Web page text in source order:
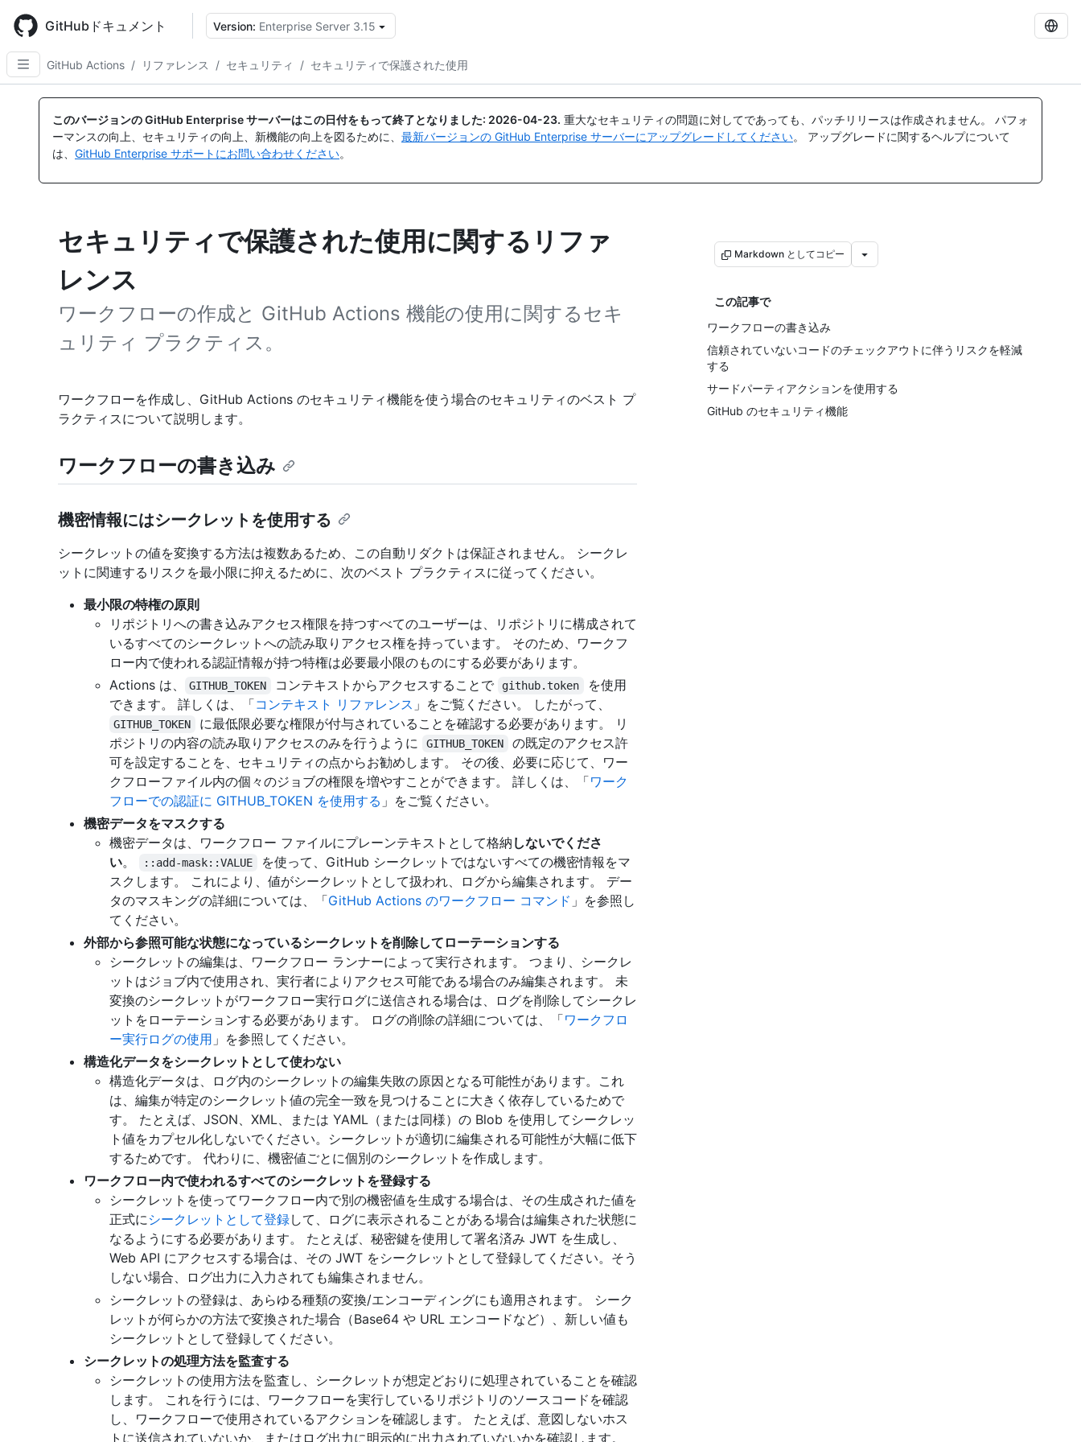
main
content
GitHubドキュメント Version: Enterprise Server 3.15
GitHub Actions / リファレンス / セキュリティ / セキュリティで保護された使用
このバージョンの GitHub Enterprise サーバーはこの日付をもって終了となりました: 2026-04-23. 重大なセキュリティの問題に対してであっても、パッチリリースは作成されません。 パフォ
ーマンスの向上、セキュリティの向上、新機能の向上を図るために、 最新バージョンの GitHub Enterprise サーバーにアップグレードしてください。 アップグレードに関するヘルプについて
は、 GitHub Enterprise サポートにお問い合わせください。
セキュリティで保護された使用に関するリファ
レンス
ワークフローの作成と GitHub Actions 機能の使用に関するセキ
ュリティ プラクティス。
Markdown としてコピー
この記事で
ワークフローの書き込み
信頼されていないコードのチェックアウトに伴うリスクを軽減
する
サードパーティアクションを使用する
GitHub のセキュリティ機能
ワークフローを作成し、GitHub Actions のセキュリティ機能を使う場合のセキュリティのベスト プ
ラクティスについて説明します。
ワークフローの書き込み
機密情報にはシークレットを使用する
シークレットの値を変換する方法は複数あるため、この自動リダクトは保証されません。 シークレ
ットに関連するリスクを最小限に抑えるために、次のベスト プラクティスに従ってください。
最小限の特権の原則
リポジトリへの書き込みアクセス権限を持つすべてのユーザーは、リポジトリに構成されて
いるすべてのシークレットへの読み取りアクセス権を持っています。 そのため、ワークフ
ロー内で使われる認証情報が持つ特権は必要最小限のものにする必要があります。
Actions は、
GITHUB_TOKEN コンテキストからアクセスすることで github.token
を使用
できます。 詳しくは、「コンテキスト リファレンス 」をご覧ください。 したがって、
GITHUB_TOKEN
に最低限必要な権限が付与されていることを確認する必要があります。 リ
ポジトリの内容の読み取りアクセスのみを行うように
GITHUB_TOKEN
の既定のアクセス許
可を設定することを、セキュリティの点からお勧めします。 その後、必要に応じて、ワー
クフローファイル内の個々のジョブの権限を増やすことができます。 詳しくは、「ワーク
フローでの認証に GITHUB_TOKEN を使用する 」をご覧ください。
機密データをマスクする
機密データは、ワークフロー ファイルにプレーンテキストとして格納 しないでくださ
い。 ::add-mask::VALUE
を使って、GitHub シークレットではないすべての機密情報をマ
スクします。 これにより、値がシークレットとして扱われ、ログから編集されます。 デー
タのマスキングの詳細については、「GitHub Actions のワークフロー コマンド 」を参照し
てください。
外部から参照可能な状態になっているシークレットを削除してローテーションする
シークレットの編集は、ワークフロー ランナーによって実行されます。 つまり、シークレ
ットはジョブ内で使用され、実行者によりアクセス可能である場合のみ編集されます。 未
変換のシークレットがワークフロー実行ログに送信される場合は、ログを削除してシークレ
ットをローテーションする必要があります。 ログの削除の詳細については、「ワークフロ
ー実行ログの使用 」を参照してください。
構造化データをシークレットとして使わない
構造化データは、ログ内のシークレットの編集失敗の原因となる可能性があります。これ
は、編集が特定のシークレット値の完全一致を見つけることに大きく依存しているためで
す。 たとえば、JSON、XML、または YAML（または同様）の Blob を使用してシークレッ
ト値をカプセル化しないでください。シークレットが適切に編集される可能性が大幅に低下
するためです。 代わりに、機密値ごとに個別のシークレットを作成します。
ワークフロー内で使われるすべてのシークレットを登録する
シークレットを使ってワークフロー内で別の機密値を生成する場合は、その生成された値を
正式にシークレットとして登録して、ログに表示されることがある場合は編集された状態に
なるようにする必要があります。 たとえば、秘密鍵を使用して署名済み JWT を生成し、
Web API にアクセスする場合は、その JWT をシークレットとして登録してください。そう
しない場合、ログ出力に入力されても編集されません。
シークレットの登録は、あらゆる種類の変換/エンコーディングにも適用されます。 シーク
レットが何らかの方法で変換された場合（Base64 や URL エンコードなど）、新しい値も
シークレットとして登録してください。
シークレットの処理方法を監査する
シークレットの使用方法を監査し、シークレットが想定どおりに処理されていることを確認
します。 これを行うには、ワークフローを実行しているリポジトリのソースコードを確認
し、ワークフローで使用されているアクションを確認します。 たとえば、意図しないホス
トに送信されていないか、またはログ出力に明示的に出力されていないかを確認します。